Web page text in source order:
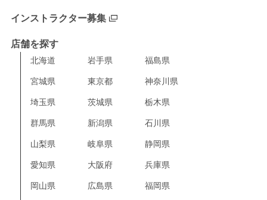
インストラクター募集
店舗を探す
北海道 岩手県 福島県
宮城県 東京都 神奈川県
埼玉県 茨城県 栃木県
群馬県 新潟県 石川県
山梨県 岐阜県 静岡県
愛知県 大阪府 兵庫県
岡山県 広島県 福岡県